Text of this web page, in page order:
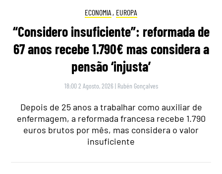
ECONOMIA , EUROPA
“Considero insuficiente”: reformada de
67 anos recebe 1.790€ mas considera a
pensão ‘injusta’
18:00 2 Agosto, 2026 | Rubén Gonçalves
Depois de 25 anos a trabalhar como auxiliar de
enfermagem, a reformada francesa recebe 1.790
euros brutos por mês, mas considera o valor
insuficiente